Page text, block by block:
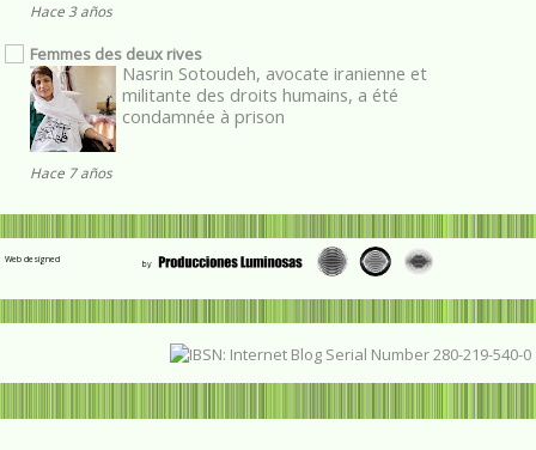
Hace 3 años
Femmes des deux rives
Nasrin Sotoudeh, avocate iranienne et
militante des droits humains, a été
condamnée à prison
Hace 7 años
Web designed